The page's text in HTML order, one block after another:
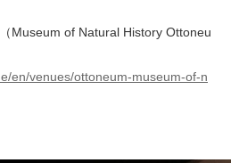
Museum of Natural History Ottoneu
en/venues/ottoneum-museum-of-n